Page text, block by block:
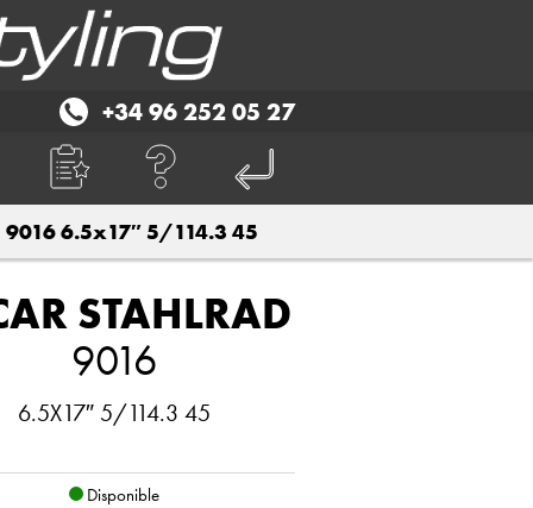
+34 96 252 05 27
9016 6.5x17″ 5/114.3 45
STAHLRAD
9016
6.5X17″ 5/114.3 45
Disponible